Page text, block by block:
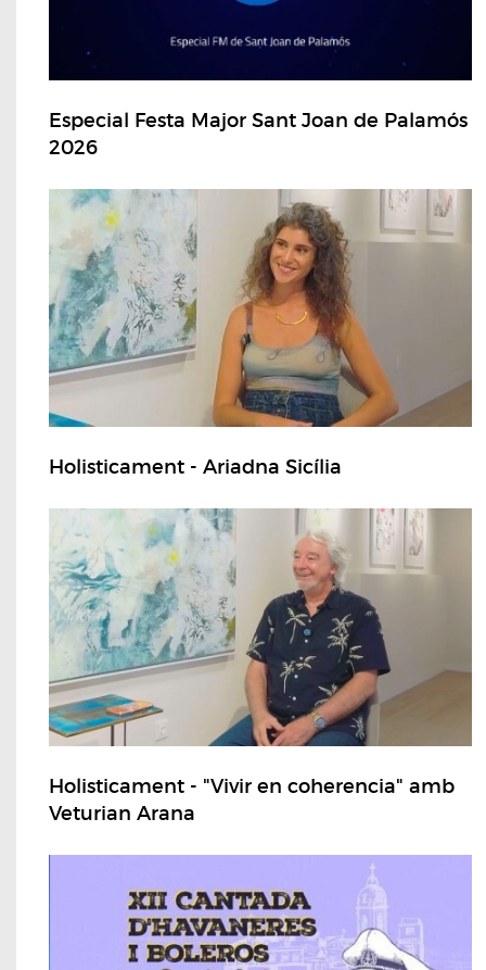
Especial Festa Major Sant Joan de Palamós
2026
Holisticament - Ariadna Sicília
Holisticament - "Vivir en coherencia" amb
Veturian Arana